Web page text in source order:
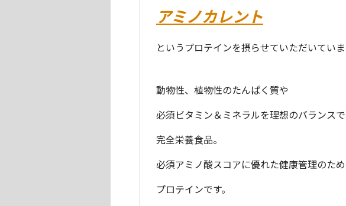
アミノカレント
というプロテインを摂らせていただいていま
動物性、植物性のたんぱく質や
必須ビタミン＆ミネラルを理想のバランス
完全栄養食品。
必須アミノ酸スコアに優れた健康管理のた
プロテインです。